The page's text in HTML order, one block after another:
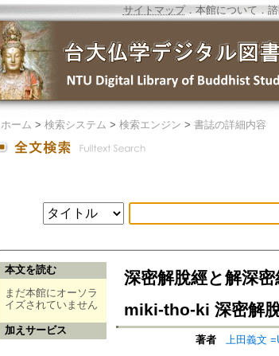
サイトマップ．本館について ．
ホーム > 検索システム > 検索エンジン > 書誌の詳細内容
本文を読む
まだ本館にオーソラ
イズされていません
加えサービス
深密解脫經と解深
miki-tho-ki 深密解
著者
上田義文